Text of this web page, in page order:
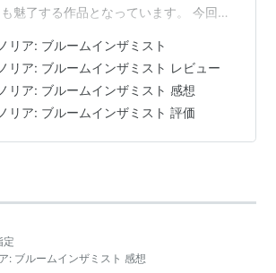
魅了する作品となっています。 今回
ろ、プレイヤーの評価や感想の項目に
ューしていきます。 概要 「エンダーマ
ムインザミスト」は、全世界で150万本
LILIES: Quietus of the Knights」
型アクションRPGです。前作…
リア: ブルームインザミスト
リア: ブルームインザミスト レビュー
リア: ブルームインザミスト 感想
リア: ブルームインザミスト 評価
定
: ブルームインザミスト 感想